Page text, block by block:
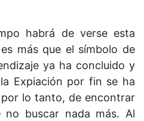
habrá de verse esta
más que el símbolo de
ya ha concluido y
Expiación por fin se ha
lo tanto, de encontrar
buscar nada más. Al